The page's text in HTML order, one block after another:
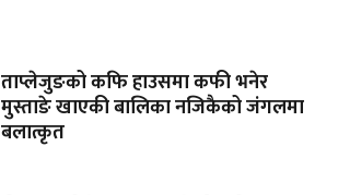
ताप्लेजुङको कफि हाउसमा कफी भनेर
मुस्ताङे खाएकी बालिका नजिकैको जंगलमा
बलात्कृत